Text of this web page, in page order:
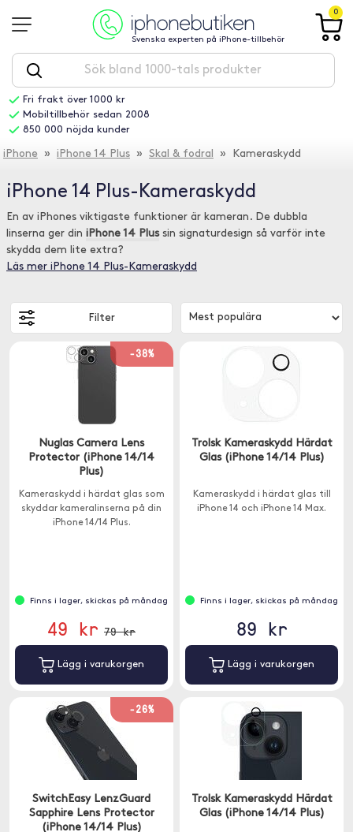
Svenska experten på iPhone-tillbehör
0
Fri frakt över 1000 kr
Mobiltillbehör sedan 2008
850 000 nöjda kunder
iPhone » iPhone 14 Plus » Skal & fodral » Kameraskydd
iPhone 14 Plus-Kameraskydd
En av iPhones viktigaste funktioner är kameran. De dubbla
linserna ger din iPhone 14 Plussin signaturdesign så varför inte
skydda dem lite extra?
Läs mer iPhone 14 Plus-Kameraskydd
Filter
-38%
Nuglas Camera Lens
Protector (iPhone 14/14
Plus)
Kameraskydd i härdat glas som
skyddar kameralinserna på din
iPhone 14/14 Plus.
Finns i lager, skickas på måndag
49 kr 79 kr
Lägg i varukorgen
Trolsk Kameraskydd Härdat
Glas (iPhone 14/14 Plus)
Kameraskydd i härdat glas till
iPhone 14 och iPhone 14 Max.
Finns i lager, skickas på måndag
89 kr
Lägg i varukorgen
-26%
SwitchEasy LenzGuard
Sapphire Lens Protector
(iPhone 14/14 Plus)
Trolsk Kameraskydd Härdat
Glas (iPhone 14/14 Plus)